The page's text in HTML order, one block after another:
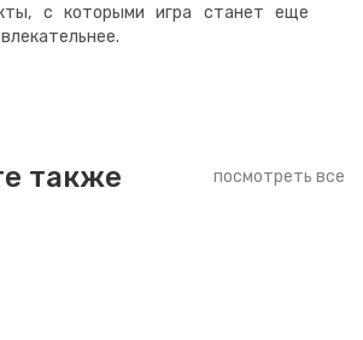
с которыми игра станет еще
также посмотреть все